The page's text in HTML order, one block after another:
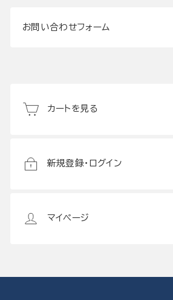
お問い合わせフォーム
カートを見る
新規登録・ログイン
マイページ